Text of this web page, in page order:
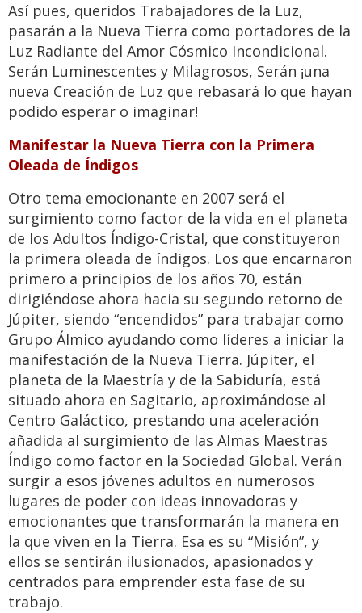
Así pues, queridos Trabajadores de la Luz,
pasarán a la Nueva Tierra como portadores de la
Luz Radiante del Amor Cósmico Incondicional.
Serán Luminescentes y Milagrosos, Serán ¡una
nueva Creación de Luz que rebasará lo que hayan
podido esperar o imaginar!
Manifestar la Nueva Tierra con la Primera
Oleada de Índigos
Otro tema emocionante en 2007 será el
surgimiento como factor de la vida en el planeta
de los Adultos Índigo-Cristal, que constituyeron
la primera oleada de índigos. Los que encarnaron
primero a principios de los años 70, están
dirigiéndose ahora hacia su segundo retorno de
Júpiter, siendo “encendidos” para trabajar como
Grupo Álmico ayudando como líderes a iniciar la
manifestación de la Nueva Tierra. Júpiter, el
planeta de la Maestría y de la Sabiduría, está
situado ahora en Sagitario, aproximándose al
Centro Galáctico, prestando una aceleración
añadida al surgimiento de las Almas Maestras
Índigo como factor en la Sociedad Global. Verán
surgir a esos jóvenes adultos en numerosos
lugares de poder con ideas innovadoras y
emocionantes que transformarán la manera en
la que viven en la Tierra. Esa es su “Misión”, y
ellos se sentirán ilusionados, apasionados y
centrados para emprender esta fase de su
trabajo.